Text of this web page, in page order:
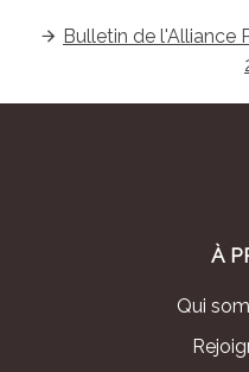
Bulletin de l'Alliance
À
Qui